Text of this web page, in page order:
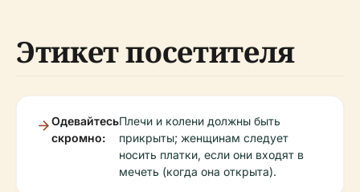
Этикет посетителя
Одевайтесь
скромно:
Плечи и колени должны быть
прикрыты; женщинам следует
носить платки, если они входят в
мечеть (когда она открыта).